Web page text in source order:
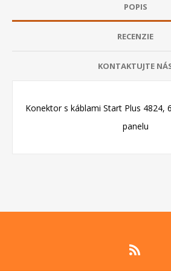
POPIS
RECENZIE
KONTAKTUJTE
Konektor s káblami Start Plus 4824,
panelu